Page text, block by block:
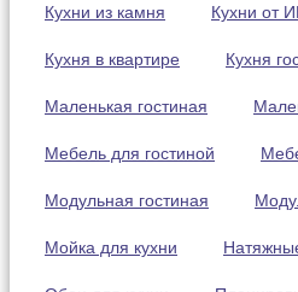
Кухни из камня Кухни от
Кухня в квартире Кухня
Маленькая гостиная
Мебель для гостиной
Модульная гостиная
Мойка для кухни